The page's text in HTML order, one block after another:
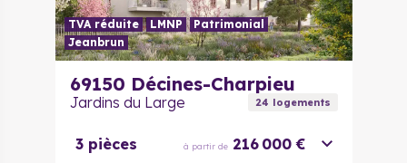
TVA réduite LMNP
Patrimonial
Jeanbrun
69150 Décines-Charpieu
Jardins du Large 24 logements
3 pièces à partir de 216 000 €